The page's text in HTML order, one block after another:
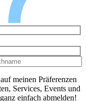
meinen Präferenzen
Services, Events und
einfach abmelden!